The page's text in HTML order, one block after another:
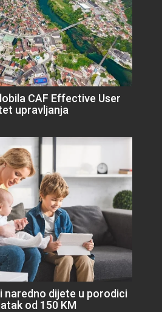
CAF Effective User
upravljanja
naredno dijete u porodici
od 150 KM